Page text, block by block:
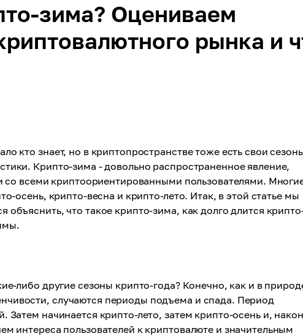
зима? Оцениваем
рынка и
кто знает, но в криптопространстве тоже есть свои
Крипто-зима - довольно распространенное явление,
со всеми криптоориентированными пользователями.
осень, крипто-весна и крипто-лето. Итак, в этой статье мы
что такое крипто-зима, как долго длится
либо другие сезоны крипто-года? Конечно, как и в
случаются периоды подъема и спада. Период
Затем начинается крипто-лето, затем крипто-осень и,
интереса пользователей к криптовалюте и значительным